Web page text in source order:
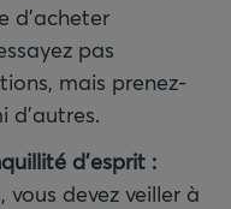
d’acheter
pas
mais prenez-
d’autres.
d’esprit :
vous devez veiller à